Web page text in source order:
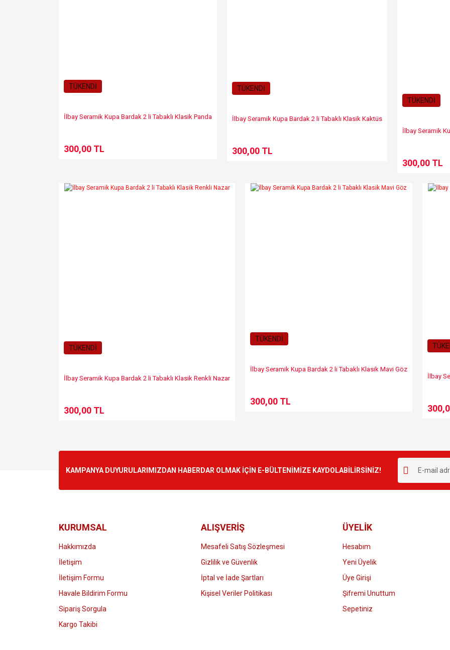
TÜKENDİ
İlbay Seramik Kupa Bardak 2 li Tabaklı Klasik Panda
300,00 TL
TÜKENDİ
İlbay Seramik Kupa Bardak 2 li Tabaklı Klasik Kaktüs
300,00 TL
TÜKENDİ
İlbay Seramik
300,00 TL
TÜKENDİ
İlbay Seramik Kupa Bardak 2 li Tabaklı Klasik Renkli Nazar
300,00 TL
TÜKENDİ
İlbay Seramik Kupa Bardak 2 li Tabaklı Klasik Mavi Göz
300,00 TL
İlbay
KAMPANYA DUYURULARIMIZDAN HABERDAR OLMAK İÇİN E-BÜLTENİMİZE KAYDOLABİLİRSİNİZ!
KURUMSAL
Hakkımızda
İletişim
İletişim Formu
Havale Bildirim Formu
Sipariş Sorgula
Kargo Takibi
ALIŞVERİŞ
Mesafeli Satış Sözleşmesi
Gizlilik ve Güvenlik
İptal ve İade Şartları
Kişisel Veriler Politikası
ÜYELİK
Hesabım
Yeni Üyelik
Üye Girişi
Şifremi Unuttum
Sepetiniz